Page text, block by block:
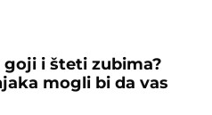
goji i šteti zubima?
mogli bi da vas